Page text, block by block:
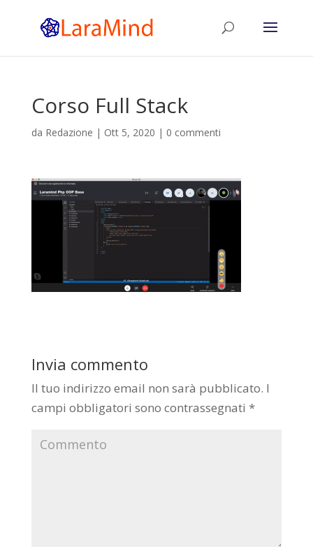
Corso Full Stack
da Redazione | Ott 5, 2020 | 0 commenti
Invia commento
Il tuo indirizzo email non sarà pubblicato. I
campi obbligatori sono contrassegnati *